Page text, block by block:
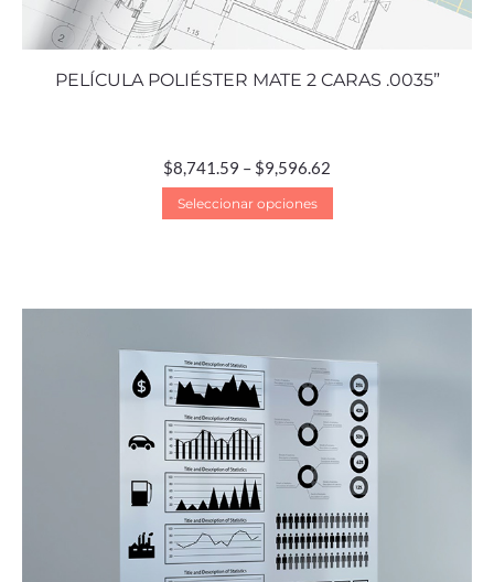
PELÍCULA POLIÉSTER MATE 2 CARAS .0035”
$8,741.59 – $9,596.62
Seleccionar opciones